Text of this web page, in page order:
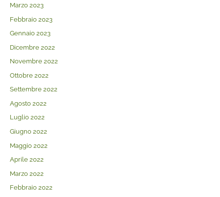
Marzo 2023
Febbraio 2023
Gennaio 2023
Dicembre 2022
Novembre 2022
Ottobre 2022
Settembre 2022
Agosto 2022
Luglio 2022
Giugno 2022
Maggio 2022
Aprile 2022
Marzo 2022
Febbraio 2022